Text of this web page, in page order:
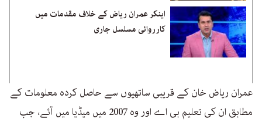
اینکر عمران ریاض کے خلاف مقدمات میں
کارروائی مسلسل جاری
عمران ریاض خان کے قریبی ساتھیوں سے حاصل کردہ معلومات کے
مطابق ان کی تعلیم بی اے اور وہ 2007 میں میڈیا میں آئے، جب